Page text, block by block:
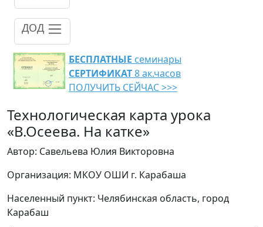
ДОД
БЕСПЛАТНЫЕ семинары
СЕРТИФИКАТ8 ак.часов
ПОЛУЧИТЬ СЕЙЧАС >>>
Технологическая карта урока
«В.Осеева. На катке»
Автор: Савельева Юлия Викторовна
Организация: МКОУ ОШИ г. Карабаша
Населенный пункт: Челябинская область, город
Карабаш